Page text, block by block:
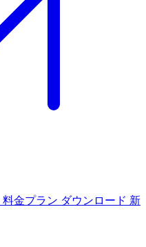
料金プラン ダウンロード 新